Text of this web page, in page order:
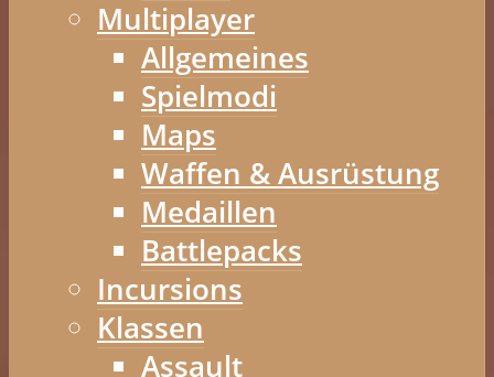
Multiplayer
Allgemeines
Spielmodi
Maps
Waffen & Ausrüstung
Medaillen
Battlepacks
Incursions
Klassen
Assault